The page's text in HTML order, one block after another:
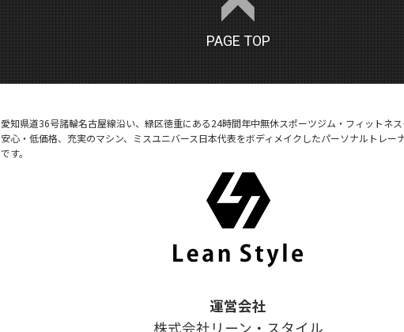
PAGE TOP
愛知県道36号諸輪名古屋線沿い、緑区徳重にある24時間年中無休スポーツジム・フィットネス
安心・低価格、充実のマシン、ミスユニバース日本代表をボディメイクしたパーソナルトレー
です。
運営会社
株式会社リーン・スタイル